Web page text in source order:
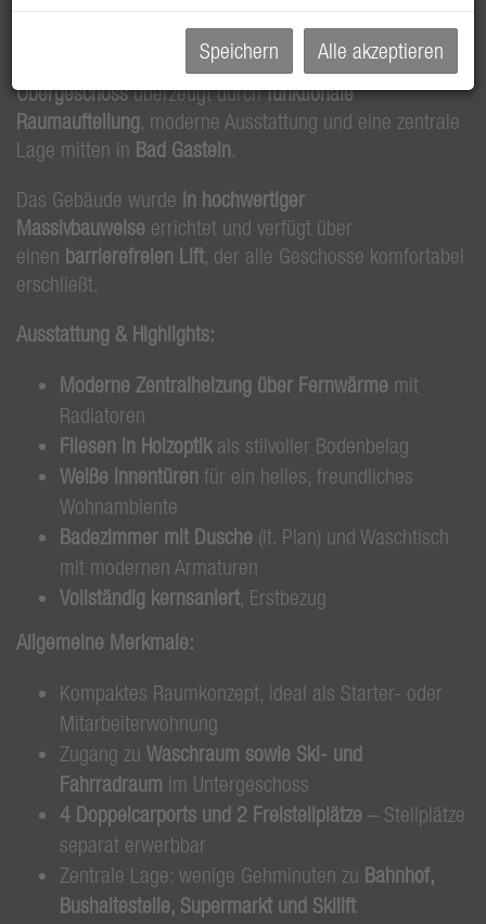
Wohnungoder fürMitarbeiter:innen.
Die angebotene EinheitTop 110 im 1.
Obergeschossüberzeugt durchfunktionale
Raumaufteilung, moderne Ausstattung und eine zentrale
Lage mitten in Bad Gastein.
Das Gebäude wurde in hochwertiger
Massivbauweise errichtet und verfügt über
einen barrierefreien Lift, der alle Geschosse komfortabel
erschließt.
Ausstattung & Highlights:
Moderne Zentralheizung über Fernwärme mit
Radiatoren
Fliesen in Holzoptikals stilvoller Bodenbelag
Weiße Innentüren für ein helles, freundliches
Wohnambiente
Badezimmer mit Dusche (lt. Plan) und Waschtisch
mit modernen Armaturen
Vollständig kernsaniert, Erstbezug
Allgemeine Merkmale:
Kompaktes Raumkonzept, ideal als Starter- oder
Mitarbeiterwohnung
Zugang zu Waschraum sowie Ski- und
Fahrradraum im Untergeschoss
4 Doppelcarports und 2 Freistellplätze – Stellplätze
separat erwerbbar
Zentrale Lage: wenige Gehminuten zu Bahnhof,
Bushaltestelle, Supermarkt und Skilift
Speichern Alle akzeptieren